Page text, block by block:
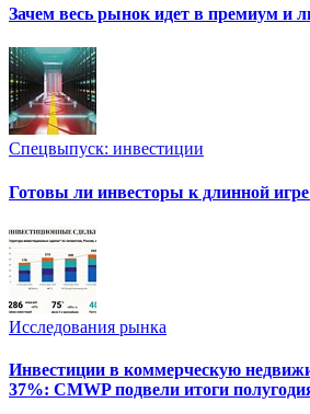
Зачем весь рынок идет в премиум и
Спецвыпуск: инвестиции
Готовы ли инвесторы к длинной
Исследования рынка
Инвестиции в коммерческую
37%: CMWP подвели итоги